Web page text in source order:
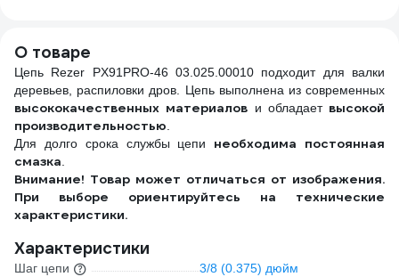
О товаре
Цепь Rezer PX91PRO-46 03.025.00010 подходит для валки
деревьев, распиловки дров. Цепь выполнена из современных
высококачественных материалов и обладает высокой
производительностью
Для долго срока службы цепи необходима постоянная
смазка
Внимание! Товар может отличаться от изображения.
При выборе ориентируйтесь на технические
характеристики.
Характеристики
Шаг цепи
3/8 (0.375) дюйм